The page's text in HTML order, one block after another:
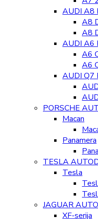
AUDI A8
A8
A8
AUDI A6
A6
A6
AUDI Q7
PORSCHE
Macan
Panamera
TESLA
Tesla
JAGUAR
XF-serija